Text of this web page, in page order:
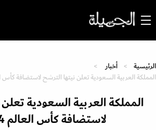
الرئيسية
أخبار
المملكة العربية السعودية تعلن نيتها الترشح لاستضافة كأس
المملكة العربية السعودية
لاستضافة كأس العالم 2034